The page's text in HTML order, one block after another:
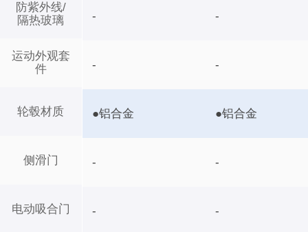
防紫外线/
隔热玻璃
运动外观套
件
轮毂材质
侧滑门
电动吸合门
- -
- -
●铝合金 ●铝合金
- -
- -